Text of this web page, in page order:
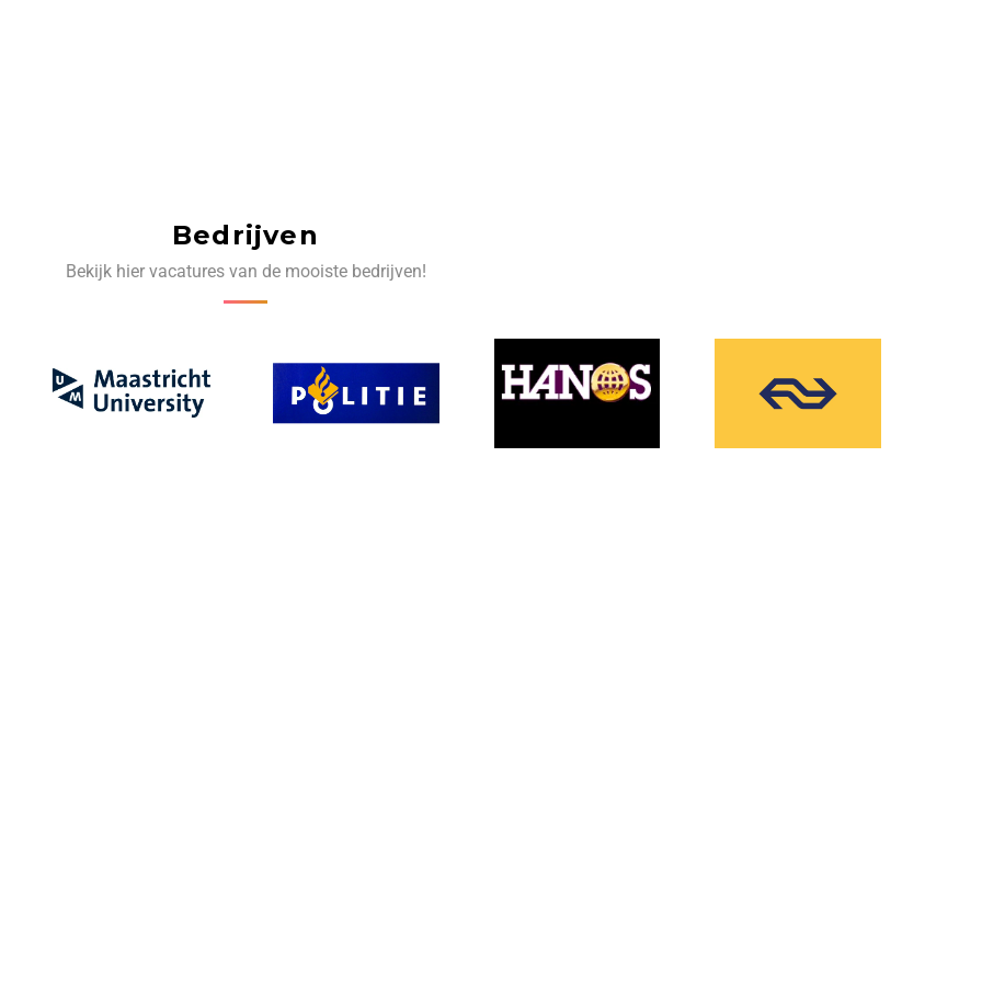
Bedrijven
Bekijk hier vacatures van de mooiste bedrijven!